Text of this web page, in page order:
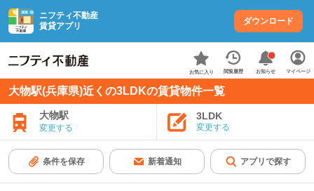
ニフティ不動産
賃貸アプリ
ダウンロード
お気に入り 閲覧履歴 お知らせ マイページ
大物駅(兵庫県)近くの3LDKの賃貸物件一覧
大物駅
変更する
3LDK
変更する
条件を保存 新着通知 アプリで探す